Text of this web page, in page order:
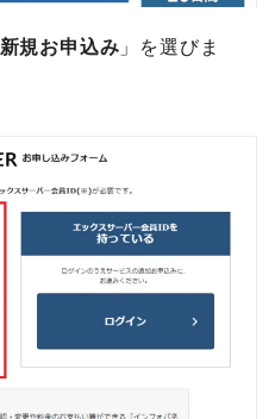
新規お申込み 」を選びま